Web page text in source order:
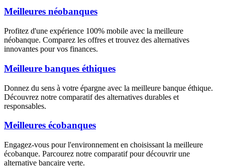
Meilleures néobanques
Profitez d'une expérience 100% mobile avec la meilleure
néobanque. Comparez les offres et trouvez des alternatives
innovantes pour vos finances.
Meilleure banques éthiques
Donnez du sens à votre épargne avec la meilleure banque éthique.
Découvrez notre comparatif des alternatives durables et
responsables.
Meilleures écobanques
Engagez-vous pour l'environnement en choisissant la meilleure
écobanque. Parcourez notre comparatif pour découvrir une
alternative bancaire verte.